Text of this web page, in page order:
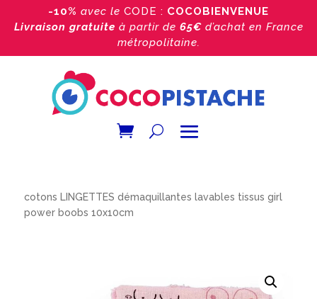
-10% avec le CODE : COCOBIENVENUE
Livraison gratuite à partir de 65€ d’achat en France
métropolitaine.
cotons LINGETTES démaquillantes lavables tissus girl
power boobs 10x10cm